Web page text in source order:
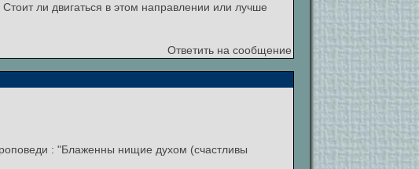
ли двигаться в этом направлении или лучше
Ответить на сообщение
: "Блаженны нищие духом (счастливы